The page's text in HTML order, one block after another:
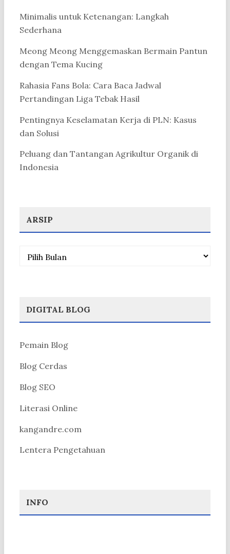
Minimalis untuk Ketenangan: Langkah
Sederhana
Meong Meong Menggemaskan Bermain Pantun
dengan Tema Kucing
Rahasia Fans Bola: Cara Baca Jadwal
Pertandingan Liga Tebak Hasil
Pentingnya Keselamatan Kerja di PLN: Kasus
dan Solusi
Peluang dan Tantangan Agrikultur Organik di
Indonesia
ARSIP
Arsip
DIGITAL BLOG
Pemain Blog
Blog Cerdas
Blog SEO
Literasi Online
kangandre.com
Lentera Pengetahuan
INFO